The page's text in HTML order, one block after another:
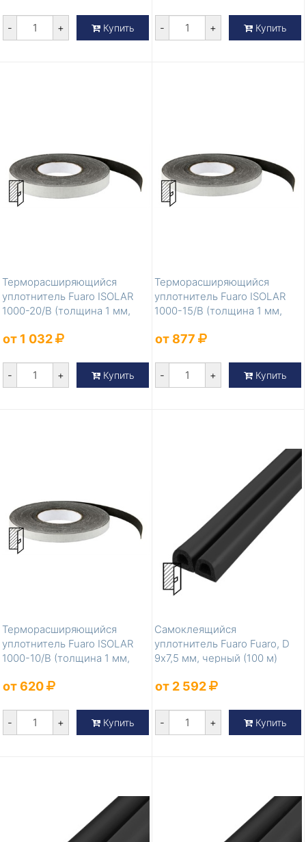
- + Купить - + Купить
Терморасширяющийся
уплотнитель Fuaro ISOLAR
1000-20/B (толщина 1 мм,
от 1 032
- + Купить
Терморасширяющийся
уплотнитель Fuaro ISOLAR
1000-15/B (толщина 1 мм,
от 877
- + Купить
Терморасширяющийся
уплотнитель Fuaro ISOLAR
1000-10/B (толщина 1 мм,
от 620
- + Купить
Самоклеящийся
уплотнитель Fuaro Fuaro, D
9х7,5 мм, черный (100 м)
от 2 592
- + Купить